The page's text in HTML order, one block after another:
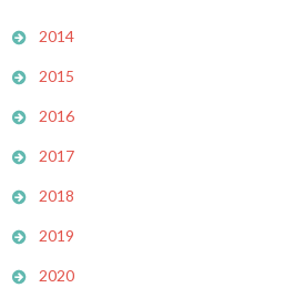
2014
2015
2016
2017
2018
2019
2020